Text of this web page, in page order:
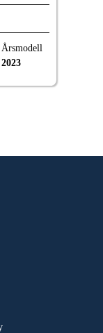
Årsmodell
2023